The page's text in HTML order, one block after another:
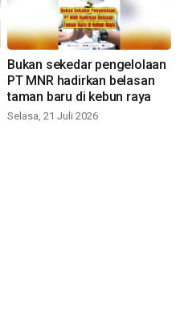
Bukan sekedar pengelolaan
PT MNR hadirkan belasan
taman baru di kebun raya
Selasa, 21 Juli 2026